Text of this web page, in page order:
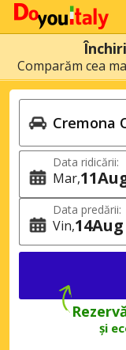
Comparăm cea
Data ridicării:
Mar 11
Data predării:
Vin 14Aug
și